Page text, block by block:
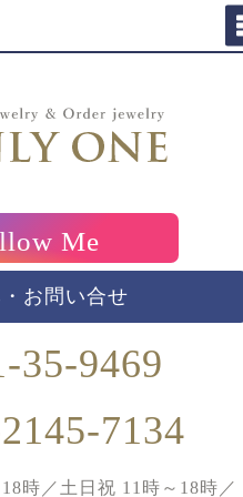
Me
お問い合せ
35-9469
7134
時／土日祝 11時～18時／